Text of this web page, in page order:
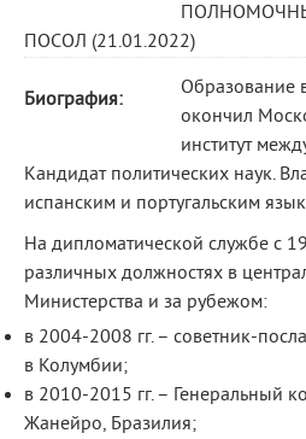
ПОСОЛ (21.01.2022)
Биография:
Образование
окончил
институт
Кандидат политических наук.
испанским и португальским
На дипломатической службе с
различных должностях в
Министерства и за рубежом:
в 2004-2008 гг. – советник-
в Колумбии;
в 2010-2015 гг. – Генеральный
Жанейро, Бразилия;